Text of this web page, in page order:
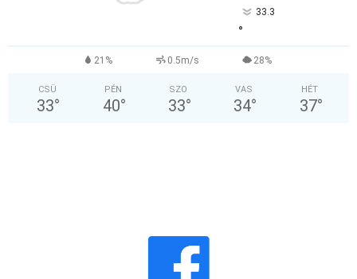
33.3
°
21% 0.5m/s 28%
CSÜ
33°
PÉN
40°
SZO
33°
VAS
34°
HÉT
37°